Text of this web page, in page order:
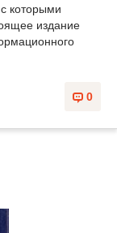
которыми
издание
0